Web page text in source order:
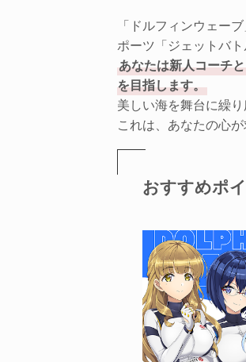
「ドルフィンウェー
ポーツ「ジェットバ
あなたは新人コーチ
を目指します。
美しい海を舞台に繰
これは、あなたの心
おすすめポ